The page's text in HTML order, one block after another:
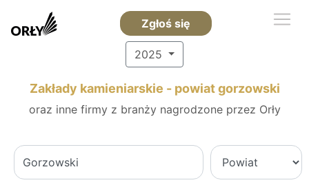
Zgłoś się
2025
Zakłady kamieniarskie - powiat gorzowski
oraz inne firmy z branży nagrodzone przez Orły